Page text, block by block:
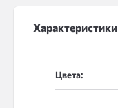
Характеристики
Цвета: